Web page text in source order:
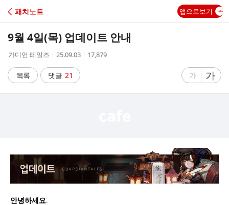
C
A
패치노트 앱으로보기
9월 4일(목) 업데이트 안내
작
자
가디언 테일즈
작
시
간
25.09.03
조
17,879
목록 댓글 21
글
게
가
글
자
게
가
안녕하세요.